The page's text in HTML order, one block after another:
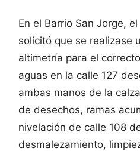
En el Barrio San Jorge,
solicitó que se realizase
altimetría para el
aguas en la calle 127
ambas manos de la
de desechos, ramas
nivelación de calle 108
desmalezamiento,